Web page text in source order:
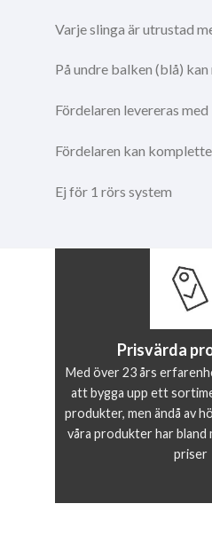
Varje slinga är utrustad
På undre balken (blå)
Fördelaren levereras
Fördelaren kan
Ej för 1 rörs system
Prisvärda
Med över 23 års
att bygga upp ett
produkter, men ändå av
våra produkter har bland
priser